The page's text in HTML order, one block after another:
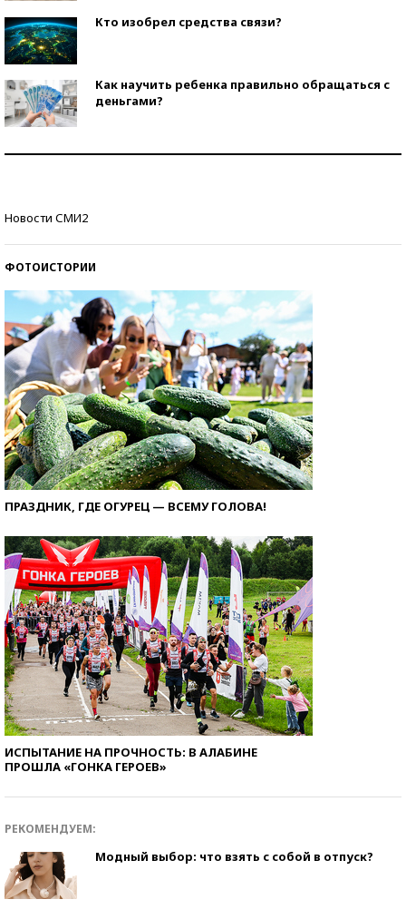
Кто изобрел средства связи?
Как научить ребенка правильно обращаться с
деньгами?
Новости СМИ2
ФОТОИСТОРИИ
ПРАЗДНИК, ГДЕ ОГУРЕЦ — ВСЕМУ ГОЛОВА!
ИСПЫТАНИЕ НА ПРОЧНОСТЬ: В АЛАБИНЕ
ПРОШЛА «ГОНКА ГЕРОЕВ»
РЕКОМЕНДУЕМ:
Модный выбор: что взять с собой в отпуск?